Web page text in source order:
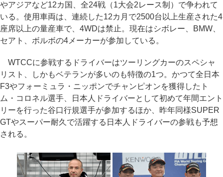
やアジアなど12カ国、全24戦（1大会2レース制）で争われて
いる。使用車両は、連続した12カ月で2500台以上生産された4
座席以上の量産車で、4WDは禁止。現在はシボレー、BMW、
セアト、ボルボの4メーカーが参加している。
WTCCに参戦するドライバーはツーリングカーのスペシャ
リスト、しかもベテランが多いのも特徴の1つ。かつて全日本
F3やフォーミュラ・ニッポンでチャンピオンを獲得したト
ム・コロネル選手、日本人ドライバーとして初めて年間エント
リーを行った谷口行規選手が参加するほか、昨年同様SUPER
GTやスーパー耐久で活躍する日本人ドライバーの参戦も予想
される。